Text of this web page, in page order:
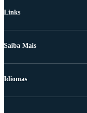
Links
Saiba Mais
Idiomas